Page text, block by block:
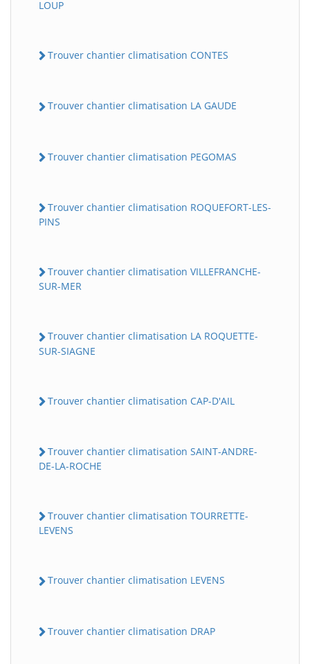
LOUP
Trouver chantier climatisation CONTES
Trouver chantier climatisation LA GAUDE
Trouver chantier climatisation PEGOMAS
Trouver chantier climatisation ROQUEFORT-LES-
PINS
Trouver chantier climatisation VILLEFRANCHE-
SUR-MER
Trouver chantier climatisation LA ROQUETTE-
SUR-SIAGNE
Trouver chantier climatisation CAP-D'AIL
Trouver chantier climatisation SAINT-ANDRE-
DE-LA-ROCHE
Trouver chantier climatisation TOURRETTE-
LEVENS
Trouver chantier climatisation LEVENS
Trouver chantier climatisation DRAP